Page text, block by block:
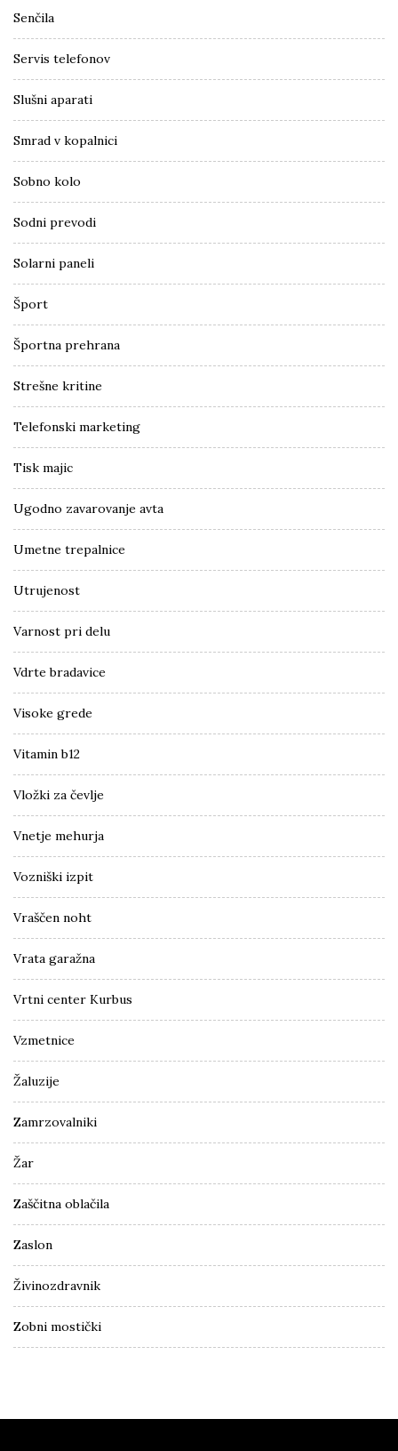
Senčila
Servis telefonov
Slušni aparati
Smrad v kopalnici
Sobno kolo
Sodni prevodi
Solarni paneli
Šport
Športna prehrana
Strešne kritine
Telefonski marketing
Tisk majic
Ugodno zavarovanje avta
Umetne trepalnice
Utrujenost
Varnost pri delu
Vdrte bradavice
Visoke grede
Vitamin b12
Vložki za čevlje
Vnetje mehurja
Vozniški izpit
Vraščen noht
Vrata garažna
Vrtni center Kurbus
Vzmetnice
Žaluzije
Zamrzovalniki
Žar
Zaščitna oblačila
Zaslon
Živinozdravnik
Zobni mostički